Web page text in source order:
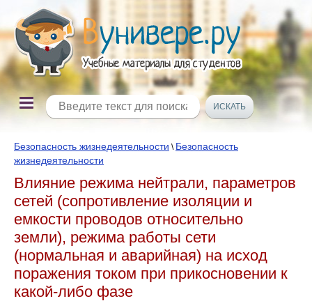
Безопасность жизнедеятельности \ Безопасность
жизнедеятельности
Влияние режима нейтрали, параметров
сетей (сопротивление изоляции и
емкости проводов относительно
земли), режима работы сети
(нормальная и аварийная) на исход
поражения током при прикосновении к
какой-либо фазе